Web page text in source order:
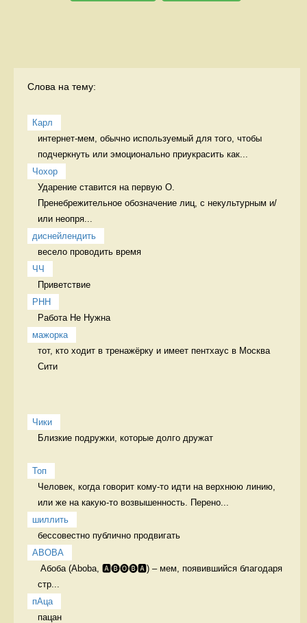
Слова на тему:
Карл
интернет-мем, обычно используемый для того, чтобы
подчеркнуть или эмоционально приукрасить как...
Чохор
Ударение ставится на первую О.
Пренебрежительное обозначение лиц, с некультурным и/
или неопря...
диснейлендить
весело проводить время
ЧЧ
Приветствие
РНН
Работа Не Нужна
мажорка
тот, кто ходит в тренажёрку и имеет пентхаус в Москва
Сити
Чики
Близкие подружки, которые долго дружат
Топ
Человек, когда говорит кому-то идти на верхнюю линию,
или же на какую-то возвышенность. Перено...
шиллить
бессовестно публично продвигать
ABOBA
стр...
пАца
пацан